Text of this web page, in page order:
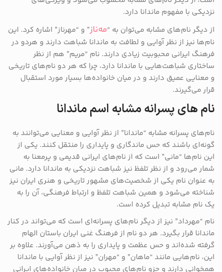
نزدیکی با مفهوم ماندانا دارد.
از دیگر نام‌های مشابه می‌توان به “مه‌ناز” و “مهرناز” اشاره کرد. این
نام‌ها نیز از نظر آوایی و لطافت به ماندانا شباهت دارند و هردو در
فرهنگ ایرانی محبوبیت زیادی دارند. نام “مریم” هم از نظر
ساختاری شباهت‌هایی با ماندانا دارد، چرا که هر دو نام‌های تاریخی
و معنایی عمیق دارند و در میان خانواده‌ها بسیار مورد استقبال
قرار می‌گیرند.
نام های پسرانه مشابه اسم ماندانا
نام‌های پسرانه مشابه “ماندانا” از نظر آوایی و معنایی می‌توانند به
گونه‌ای باشند که حس ماندگاری و پایداری را منتقل کنند. یکی از
این نام‌ها “مانی” است که از نام‌های ایرانی قدیمی و پرمعنا به
شمار می‌رود و از نظر تلفظ نیز شباهت نزدیکی به ماندانا دارد. مانی
به عنوان نام یکی از شخصیت‌های مشهور تاریخی و هنری ایران نیز
شناخته می‌شود و همین شباهت تلفظ و ارتباط فرهنگی، آن را به
یک نام مشابه تبدیل کرده است.
نام “مهرداد” نیز از دیگر نام‌های پسرانه‌ای است که می‌تواند در کنار
ماندانا قرار بگیرد. هر دو نام از فرهنگ غنی ایران باستان الهام
گرفته شده‌اند و حس عظمت و پایداری را به ذهن می‌آورند. علاوه بر
این، نام‌هایی مانند “ماهان” و “مهران” نیز از نظر آوایی با ماندانا
همخوانی دارند و جزو نام‌های محبوب در میان خانواده‌های ایرانی